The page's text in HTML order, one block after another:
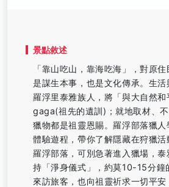
景點敘述
「靠山吃山，靠海吃海」，對原
是謀生本事，也是文化傳承。生
羅浮里泰雅族人，將「與大自然和
gaga(祖先的遺訓)；就地取材、
獵物都是祖靈恩賜。羅浮部落獵
體驗遊程，帶你了解隱藏在狩獵
羅浮部落，可別急著進入獵場，
持「淨身儀式」，約莫10-15分鐘
來訪旅客，也向祖靈祈求一切平